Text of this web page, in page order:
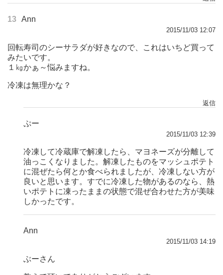
13 Ann
2015/11/03 12:07
回転寿司のシーサラダが好きなので、これはいちど買って
みたいです。
１㎏かぁ～悩みますね。
冷凍は無理かな？
返信
ぷー
2015/11/03 12:39
冷凍して冷蔵庫で解凍したら、マヨネーズが分離して
油っこくなりました。解凍したものをマッシュポテト
に混ぜたら何とか食べられましたが、冷凍しない方が
良いと思います。すでに冷凍した物があるのなら、熱
いポテトに凍ったままの状態で混ぜ合わせた方が美味
しかったです。
Ann
2015/11/03 14:19
ぶーさん